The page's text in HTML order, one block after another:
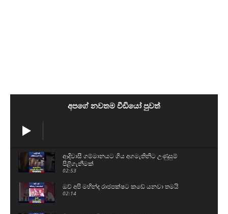
අපගේ නවතම වීඩියෝ පුවත්
ආදිවාසී ගම්මානයට ගිය අගමැතිනිට උණුසුම්
පිළිගැනීමක්
02:53
ඔව් අපි මහින්ද රාජපක්ෂට කඩේ යනවා තමයි
02:14